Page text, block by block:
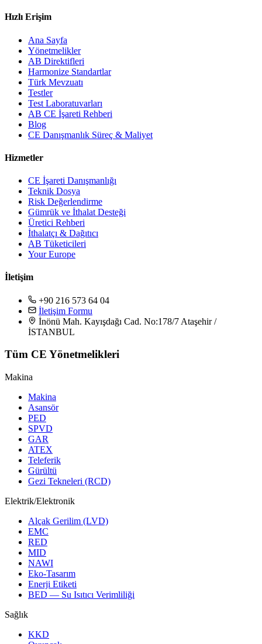
Hızlı Erişim
Ana Sayfa
Yönetmelikler
AB Direktifleri
Harmonize Standartlar
Türk Mevzuatı
Testler
Test Laboratuvarları
AB CE İşareti Rehberi
Blog
CE Danışmanlık Süreç & Maliyet
Hizmetler
CE İşareti Danışmanlığı
Teknik Dosya
Risk Değerlendirme
Gümrük ve İthalat Desteği
Üretici Rehberi
İthalatçı & Dağıtıcı
AB Tüketicileri
Your Europe
İletişim
+90 216 573 64 04
İletişim Formu
İnönü Mah. Kayışdağı Cad. No:178/7 Ataşehir /
İSTANBUL
Tüm CE Yönetmelikleri
Makina
Makina
Asansör
PED
SPVD
GAR
ATEX
Teleferik
Gürültü
Gezi Tekneleri (RCD)
Elektrik/Elektronik
Alçak Gerilim (LVD)
EMC
RED
MID
NAWI
Eko-Tasarım
Enerji Etiketi
BED — Su Isıtıcı Verimliliği
Sağlık
KKD